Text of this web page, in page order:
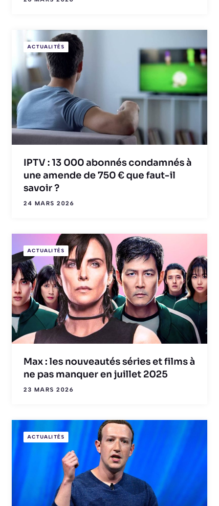
ACTUALITÉS
IPTV : 13 000 abonnés condamnés à
une amende de 750 € que faut-il
savoir ?
24 MARS 2026
ACTUALITÉS
Max : les nouveautés séries et films à
ne pas manquer en juillet 2025
23 MARS 2026
ACTUALITÉS